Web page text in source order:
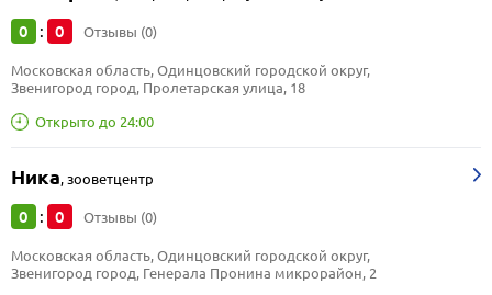
0 : 0 Отзывы (0)
Открыто до 24:00
Московская область, Одинцовский городской округ,
Звенигород город, Пролетарская улица, 18
Ника,зооветцентр
0 : 0 Отзывы (0)
Московская область, Одинцовский городской округ,
Звенигород город, Генерала Пронина микрорайон, 2